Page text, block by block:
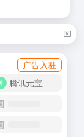
广告入驻
腾讯元宝